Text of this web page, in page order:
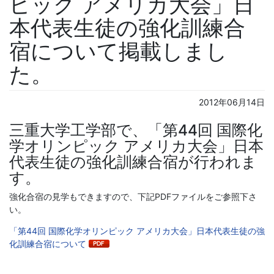
本代表生徒の強化訓練合
宿について掲載しまし
た。
2012年06月14日
三重大学工学部で、「第44回 国際化
学オリンピック アメリカ大会」日本
代表生徒の強化訓練合宿が行われま
す。
強化合宿の見学もできますので、下記PDFファイルをご参照下さ
い。
「第44回 国際化学オリンピック アメリカ大会」日本代表生徒の強
化訓練合宿について